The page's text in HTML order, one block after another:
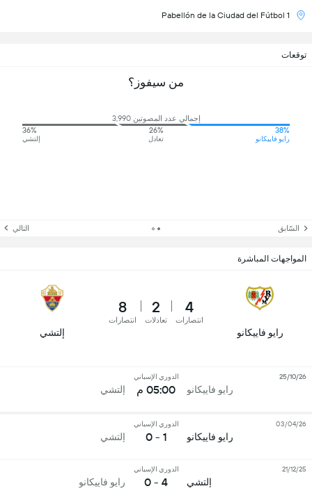
Pabellón de la Ciudad del Fútbol 1
توقعات
من سيفوز؟
إجمالي عدد المصوتين 3,990
38%
رايو فاييكانو
26%
تعادل
36%
إلتشي
السّابق التالي
المواجهات المباشرة
رايو فاييكانو
4
انتصارات
2
تعادلات
8
انتصارات
إلتشي
رايو فاييكانو
الدوري الإسباني
05:00 م إلتشي
25/10/26
رايو فاييكانو
الدوري الإسباني
1 - 0 إلتشي
03/04/26
إلتشي
الدوري الإسباني
4 - 0 رايو فاييكانو
21/12/25